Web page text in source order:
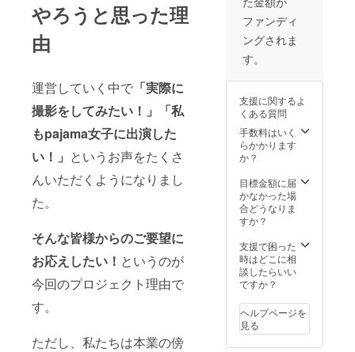
やろうと思った理
由
運営していく中で 「実際に
撮影をしてみたい！」「私
もpajama女子に出演した
い！」 というお声をたくさ
んいただくようになりまし
た。
そんな皆様からのご要望に
お応えしたい！ というのが
今回のプロジェクト理由で
す。
ただし、私たちは本業の傍
いアルバイ
トなど、安
月給の毎
日。
でもどんな
過酷な状況
でも「好
き」だから
続けてこれ
ました。
「楽しい」
から続けて
た。
やっぱり何
事も「好
き」と「楽
レゼント（ゲス
ト名入り））
※運営スタッフ1
名以上が付き添
いをいたしま
す。 ④モデル10
人（各自）と
2shotチェキ撮
影（ゲストの名
前入り） ※運
営スタッフが撮
影致します。 ⑤
今回だけの
ジナルポスト
カード3枚セット
「撮影会プロ
ジェクト成功記
ド」と文字記載
あり
ファンディ
ングされま
す。
支援に関するよ
くある質問
手数料はいく
らかかります
か？
目標金額に届
かなかった場
合どうなりま
すか？
支援で困った
時はどこに相
談したらいい
ですか？
ヘルプページを
見る